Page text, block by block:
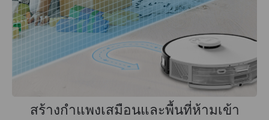
สร้างกำแพงเสมือนและพื้นที่ห้ามเข้า